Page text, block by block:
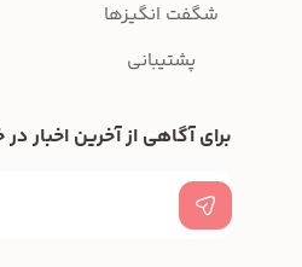
شگفت انگیزها
پشتیبانی
برای آگاهی از آخرین اخبار